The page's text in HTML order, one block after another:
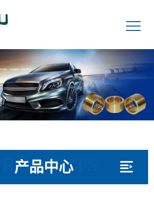
产品中心
PRODUCTS